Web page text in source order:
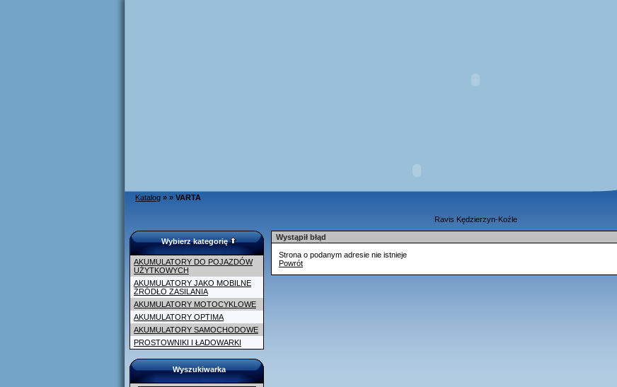
Katalog » » VARTA
Ravis Kędzierzyn-Koźle
Wybierz kategorię
AKUMULATORY DO POJAZDÓW
UŻYTKOWYCH
AKUMULATORY JAKO MOBILNE
ŹRÓDŁO ZASILANIA
AKUMULATORY MOTOCYKLOWE
AKUMULATORY OPTIMA
AKUMULATORY SAMOCHODOWE
PROSTOWNIKI I ŁADOWARKI
Wyszukiwarka
Wystąpił błąd
Strona o podanym adresie nie istnieje
Powrót